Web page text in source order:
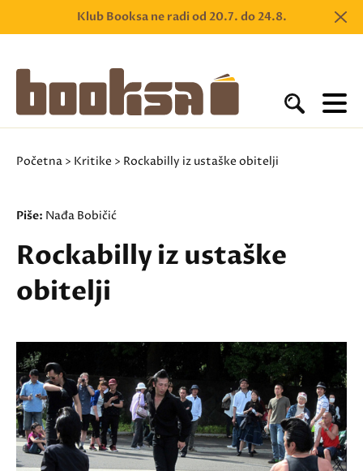
Klub Booksa ne radi od 20.7. do 24.8.
Početna > Kritike > Rockabilly iz ustaške obitelji
Piše: Nađa Bobičić
Rockabilly iz ustaške
obitelji